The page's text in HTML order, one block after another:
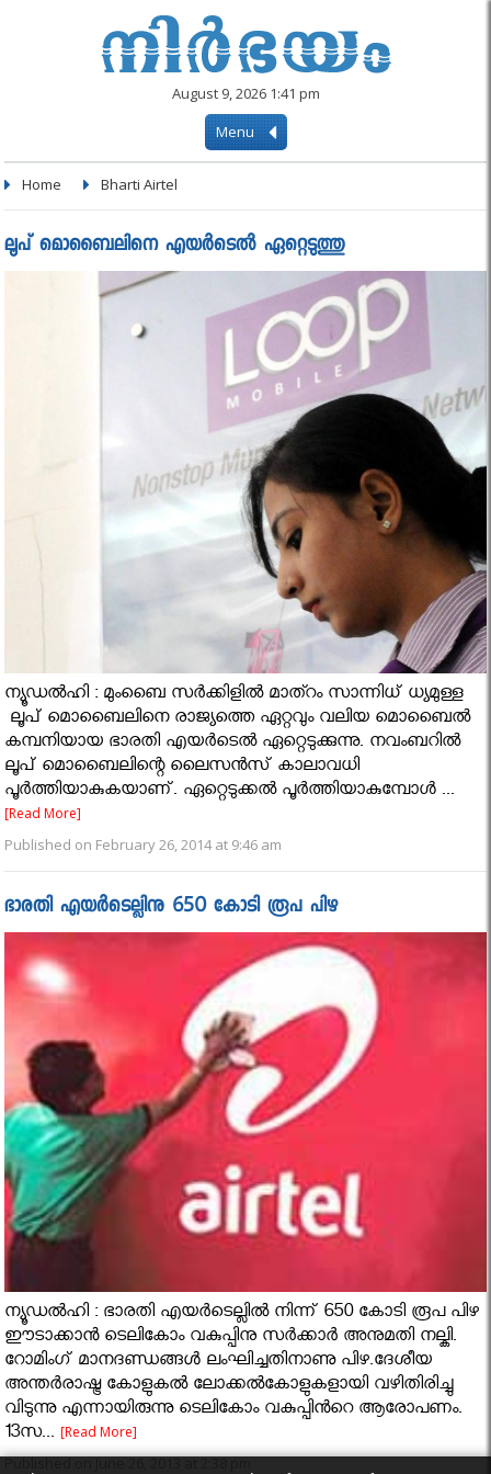
August 9, 2026 1:41 pm
Menu
Home Bharti Airtel
ലൂപ് മൊബൈലിനെ എയർടെൽ ഏറ്റെടുത്തു
ന്യൂഡല്‍ഹി : മുംബൈ സര്‍ക്കിളില്‍ മാത്റം സാന്നിധ് ധ്യമുള്ള
ലൂപ് മൊബൈലിനെ രാജ്യത്തെ ഏറ്റവും വലിയ മൊബൈല്‍
കമ്പനിയായ ഭാരതി എയര്‍ടെല്‍ ഏറ്റെടുക്കുന്നു. നവംബറില്‍
ലൂപ് മൊബൈലിന്റെ ലൈസന്‍സ് കാലാവധി
പൂര്‍ത്തിയാകുകയാണ്. ഏറ്റെടുക്കല്‍ പൂര്‍ത്തിയാകുമ്പോള്‍ ...
[Read More]
Published on February 26, 2014 at 9:46 am
ഭാരതി എയർടെല്ലിനു 650 കോടി രൂപ പിഴ
ന്യൂഡൽഹി : ഭാരതി എയർടെല്ലിൽ നിന്ന് 650 കോടി രൂപ പിഴ
ഈടാക്കാൻ ടെലികോം വകുപ്പിനു സര്‍ക്കാർ അനുമതി നല്കി.
റോമിംഗ് മാനദണ്ഡങ്ങൾ ലംഘിച്ചതിനാണു പിഴ.ദേശീയ
അന്തർരാഷ്ട്ര കോളുകൽ ലോക്കൽകോളുകളായി വഴിതിരിച്ചു
വിടുന്നു എന്നായിരുന്നു ടെലികോം വകുപ്പിൻറെ ആരോപണം.
13സ...[Read More]